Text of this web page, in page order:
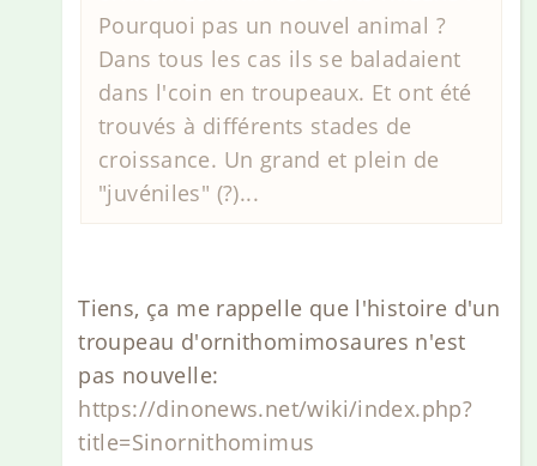
Pourquoi pas un nouvel animal ?
Dans tous les cas ils se baladaient
dans l'coin en troupeaux. Et ont été
trouvés à différents stades de
croissance. Un grand et plein de
"juvéniles" (?)...
Tiens, ça me rappelle que l'histoire d'un
troupeau d'ornithomimosaures n'est
pas nouvelle:
https://dinonews.net/wiki/index.php?
title=Sinornithomimus